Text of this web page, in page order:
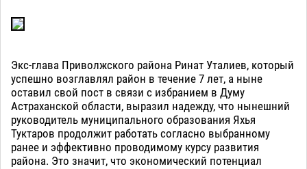
Экс-глава Приволжского района Ринат Уталиев, который
успешно возглавлял район в течение 7 лет, а ныне
оставил свой пост в связи с избранием в Думу
Астраханской области, выразил надежду, что нынешний
руководитель муниципального образования Яхья
Туктаров продолжит работать согласно выбранному
ранее и эффективно проводимому курсу развития
района. Это значит, что экономический потенциал